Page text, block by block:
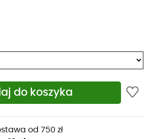
do koszyka
od 750 zł
czy planujesz krótki spacer, czy
cennym wsparciem w
Twojej przygody. Ta mapa